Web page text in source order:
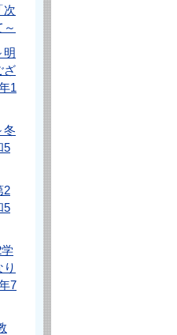
次
明
ざ
1
冬
5
2
5
7